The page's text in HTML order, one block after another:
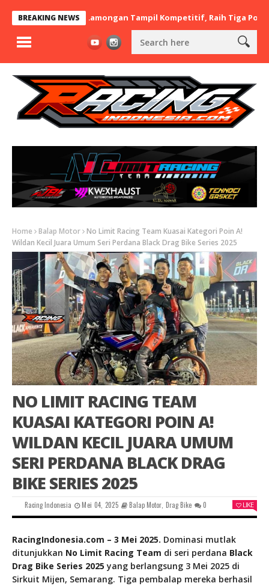
BREAKING NEWS
BaraBere Asal Lamongan Tampil Kompetitif, Raih Tiga Podium di
Home Balap Motor No Limit Racing Team Kuasai Kategori Poin A!
Wildan Kecil Juara Umum Seri Perdana Black Drag Bike Series 2025
NO LIMIT RACING TEAM
KUASAI KATEGORI POIN A!
WILDAN KECIL JUARA UMUM
SERI PERDANA BLACK DRAG
BIKE SERIES 2025
Racing Indonesia Mei 04, 2025 Balap Motor, Drag Bike 0 LIKE
RacingIndonesia.com – 3 Mei 2025. Dominasi mutlak
ditunjukkan No Limit Racing Team di seri perdana Black
Drag Bike Series 2025 yang berlangsung 3 Mei 2025 di
Sirkuit Mijen, Semarang. Tiga pembalap mereka berhasil